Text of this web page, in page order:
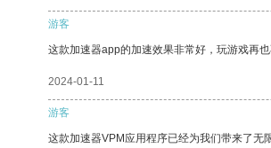
游客
这款加速器app的加速效果非常好，玩游戏再
2024-01-11
游客
这款加速器VPM应用程序已经为我们带来了无